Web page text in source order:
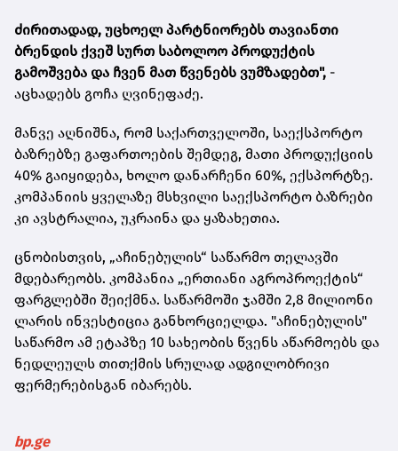
ძირითადად, უცხოელ პარტნიორებს თავიანთი
ბრენდის ქვეშ სურთ საბოლოო პროდუქტის
გამოშვება და ჩვენ მათ წვენებს ვუმზადებთ", -
აცხადებს გოჩა ღვინეფაძე.
მანვე აღნიშნა, რომ საქართველოში, საექსპორტო
ბაზრებზე გაფართოების შემდეგ, მათი პროდუქციის
40% გაიყიდება, ხოლო დანარჩენი 60%, ექსპორტზე.
კომპანიის ყველაზე მსხვილი საექსპორტო ბაზრები
კი ავსტრალია, უკრაინა და ყაზახეთია.
ცნობისთვის, „აჩინებულის“ საწარმო თელავში
მდებარეობს. კომპანია „ერთიანი აგროპროექტის“
ფარგლებში შეიქმნა. საწარმოში ჯამში 2,8 მილიონი
ლარის ინვესტიცია განხორციელდა. "აჩინებულის"
საწარმო ამ ეტაპზე 10 სახეობის წვენს აწარმოებს და
ნედლეულს თითქმის სრულად ადგილობრივი
ფერმერებისგან იბარებს.
bp.ge